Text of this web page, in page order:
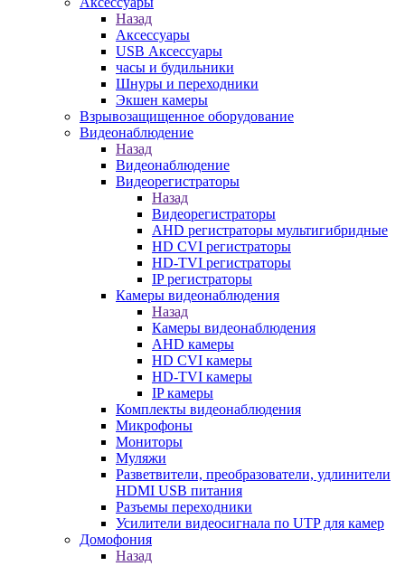
Назад
Аксессуары
USB Аксессуары
часы и будильники
Шнуры и переходники
Экшен камеры
Взрывозащищенное оборудование
Видеонаблюдение
Назад
Видеонаблюдение
Видеорегистраторы
Назад
Видеорегистраторы
AHD регистраторы мультигибридные
HD CVI регистраторы
HD-TVI регистраторы
IP регистраторы
Камеры видеонаблюдения
Назад
Камеры видеонаблюдения
AHD камеры
HD CVI камеры
HD-TVI камеры
IP камеры
Комплекты видеонаблюдения
Микрофоны
Мониторы
Муляжи
Разветвители, преобразователи, удлинители
HDMI USB питания
Разъемы переходники
Усилители видеосигнала по UTP для камер
Домофония
Назад